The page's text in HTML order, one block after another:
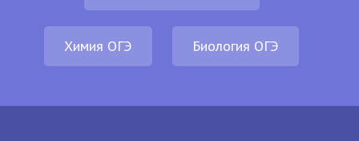
Химия ОГЭ Биология ОГЭ